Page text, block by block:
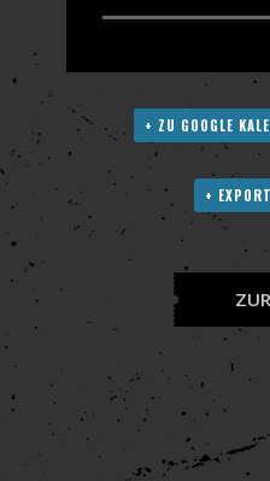
+ ZU GOOGLE
+